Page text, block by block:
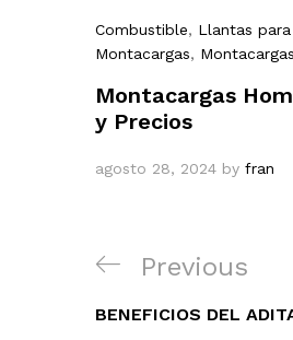
Combustible, Llantas
Montacargas,
Montacargas
y Precios
agosto 28, 2024 by fran
Navegación
entradas
Previous
Post
Previous
BENEFICIOS DEL